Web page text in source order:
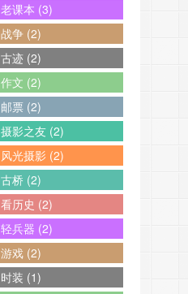
老课本 (3)
战争 (2)
古迹 (2)
作文 (2)
邮票 (2)
摄影之友 (2)
风光摄影 (2)
古桥 (2)
看历史 (2)
轻兵器 (2)
游戏 (2)
时装 (1)